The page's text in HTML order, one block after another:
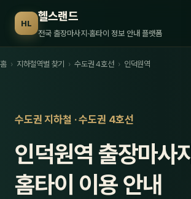
HL 헬스랜드
전국 출장마사지·홈타이 정보 안내 플랫폼
홈 › 지하철역별 찾기 › 수도권 4호선 › 인덕원역
수도권 지하철 · 수도권 4호선
인덕원역 출장마사
홈타이 이용 안내